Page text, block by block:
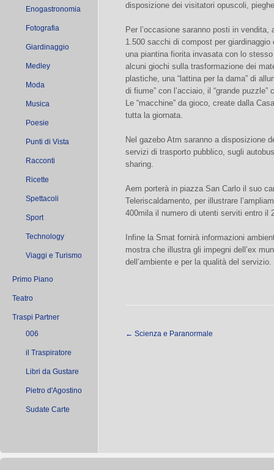
Enogastronomia
Fotografia
Giardinaggio
Medley
Moda
Musica
Poesie
Punti di Vista
Racconti
Ricette
Spettacoli
Sport
Technology
Viaggi e Turismo
Primo Piano
Teatro
Traspi Partner
006
il Traspiratore
Libri da Gustare
Pietro d'Agostino
Sudate Carte
disposizione dei visitatori opuscoli,
Per l’occasione saranno posti in vendita,
1.500 sacchi di compost per
una piantina fiorita invasata con lo
alcuni giochi sulla trasformazione dei
plastiche, una “lattina per la dama” di
di fiume” con l’acciaio, il “grande
Le “macchine” da gioco, create dalla
tutta la giornata.
Nel gazebo Atm saranno a disposizione
servizi di trasporto pubblico, sugli
sharing.
Aem porterà in piazza San Carlo il suo
Teleriscaldamento, per illustrare
400mila il numero di utenti serviti entro il
Infine la Smat fornirà informazioni
mostra che illustra gli impegni dell’ex
dell’ambiente e per la qualità del servizio.
← Scienza e Paranormale